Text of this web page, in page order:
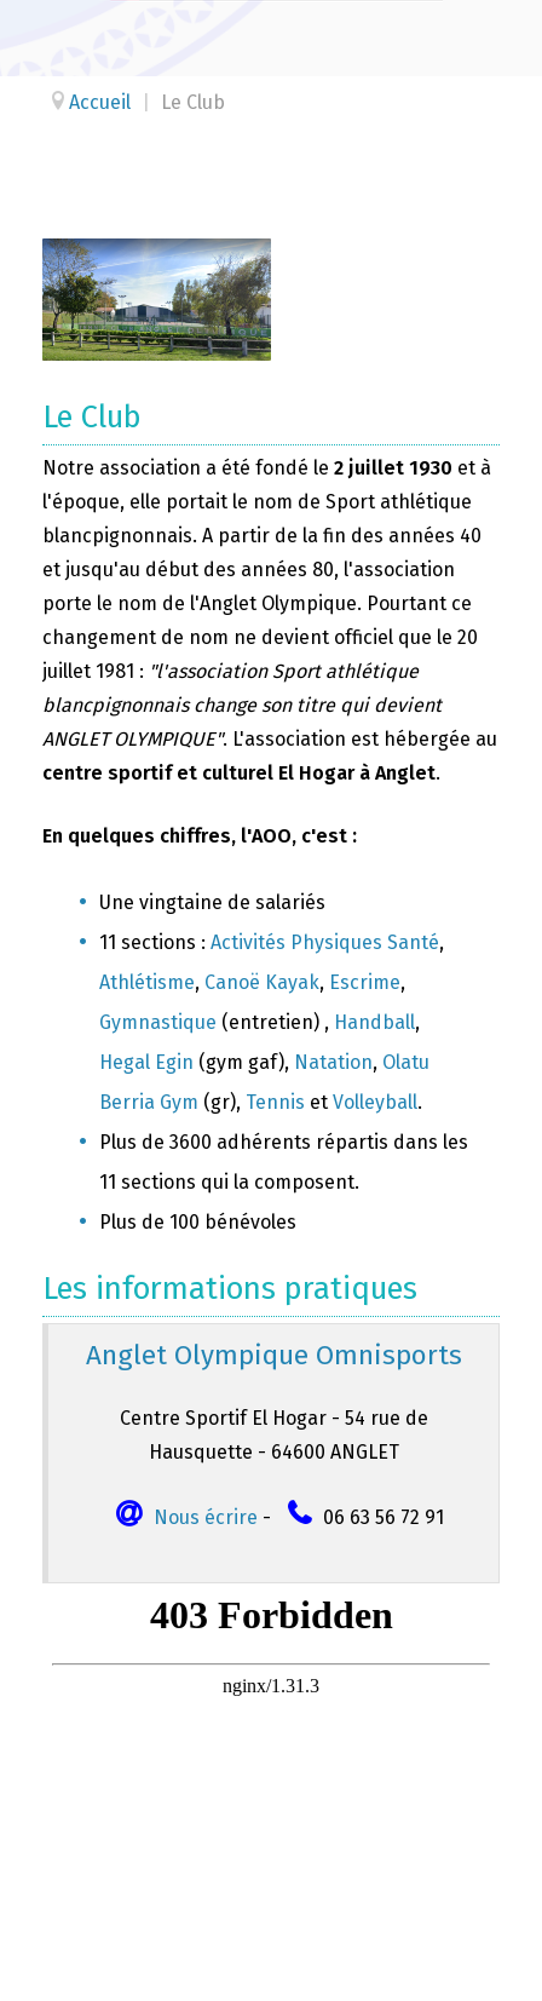
Accueil Le Club
Le Club
Notre association a été fondé le 2 juillet 1930 et à
l'époque, elle portait le nom de Sport athlétique
blancpignonnais. A partir de la fin des années 40
et jusqu'au début des années 80, l'association
porte le nom de l'Anglet Olympique. Pourtant ce
changement de nom ne devient officiel que le 20
juillet 1981 : "l'association Sport athlétique
blancpignonnais change son titre qui devient
ANGLET OLYMPIQUE". L'association est hébergée au
centre sportif et culturel El Hogar à Anglet.
En quelques chiffres, l'AOO, c'est :
Une vingtaine de salariés
11 sections : Activités Physiques Santé,
Athlétisme, Canoë Kayak, Escrime,
Gymnastique (entretien) , Handball,
Hegal Egin (gym gaf), Natation, Olatu
Berria Gym (gr), Tennis et Volleyball.
Plus de 3600 adhérents répartis dans les
11 sections qui la composent.
Plus de 100 bénévoles
Les informations pratiques
Anglet Olympique Omnisports
Centre Sportif El Hogar - 54 rue de
Hausquette - 64600 ANGLET
Nous écrire - 06 63 56 72 91